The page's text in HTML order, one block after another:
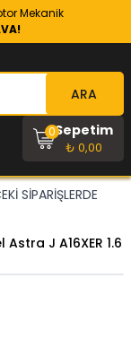
Mekanik
ARA
Sepetim
₺ 0,00
0
SİPARİŞLERDE
Astra J A16XER